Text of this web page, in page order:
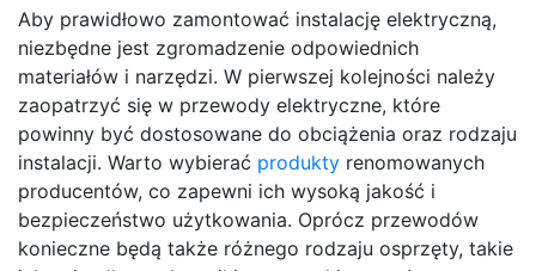
Aby prawidłowo zamontować instalację elektryczną,
niezbędne jest zgromadzenie odpowiednich
materiałów i narzędzi. W pierwszej kolejności należy
zaopatrzyć się w przewody elektryczne, które
powinny być dostosowane do obciążenia oraz rodzaju
instalacji. Warto wybierać produkty renomowanych
producentów, co zapewni ich wysoką jakość i
bezpieczeństwo użytkowania. Oprócz przewodów
konieczne będą także różnego rodzaju osprzęty, takie